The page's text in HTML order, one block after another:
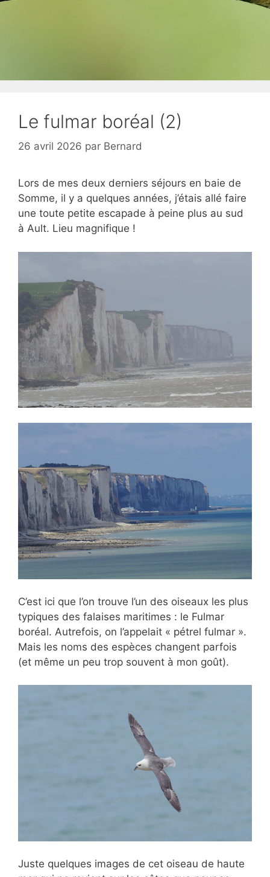
Le fulmar boréal (2)
26 avril 2026 par Bernard
Lors de mes deux derniers séjours en baie de
Somme, il y a quelques années, j’étais allé faire
une toute petite escapade à peine plus au sud
à Ault. Lieu magnifique !
C’est ici que l’on trouve l’un des oiseaux les plus
typiques des falaises maritimes : le Fulmar
boréal. Autrefois, on l’appelait « pétrel fulmar ».
Mais les noms des espèces changent parfois
(et même un peu trop souvent à mon goût).
Juste quelques images de cet oiseau de haute